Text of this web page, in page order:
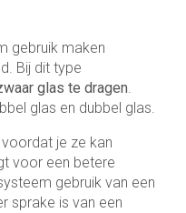
gebruik maken
Bij dit type
glas te dragen.
glas en dubbel glas.
je ze kan
voor een betere
gebruik van een
sprake is van een